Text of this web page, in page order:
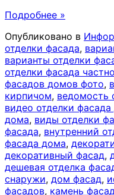
Подробнее »
Опубликовано в
отделки фасада,
варианты отделки
отделки фасада
фасадов домов фото,
кирпичом, ведомость
видео отделки
дома, виды отделки
фасада, внутренний
фасада дома,
декоративный фасад,
дешевая отделка
снаружи, дом фасад,
фасадов, камень